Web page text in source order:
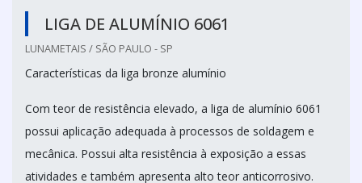
LIGA DE ALUMÍNIO 6061
LUNAMETAIS / SÃO PAULO - SP
Características da liga bronze alumínio
Com teor de resistência elevado, a liga de alumínio 6061
possui aplicação adequada à processos de soldagem e
mecânica. Possui alta resistência à exposição a essas
atividades e também apresenta alto teor anticorrosivo.